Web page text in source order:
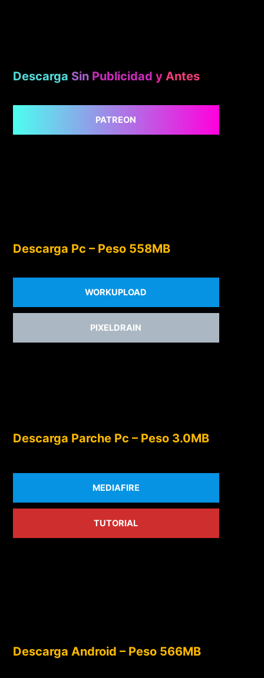
Descarga Sin Publicidad y Antes
PATREON
Descarga Pc – Peso 558MB
WORKUPLOAD
PIXELDRAIN
Descarga Parche Pc – Peso 3.0MB
MEDIAFIRE
TUTORIAL
Descarga Android – Peso 566MB